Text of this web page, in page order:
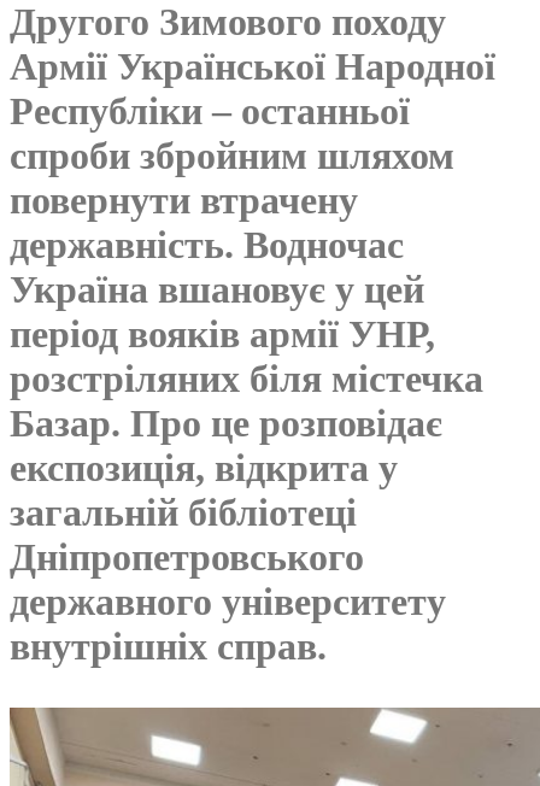
Другого Зимового походу
Армії Української Народної
Республіки – останньої
спроби збройним шляхом
повернути втрачену
державність. Водночас
Україна вшановує у цей
період вояків армії УНР,
розстріляних біля містечка
Базар. Про це розповідає
експозиція, відкрита у
загальній бібліотеці
Дніпропетровського
державного університету
внутрішніх справ.